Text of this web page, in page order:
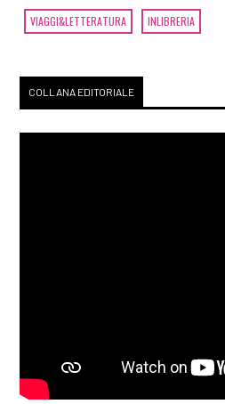
VIAGGI&LETTERATURA INLIBRERIA
COLLANA EDITORIALE